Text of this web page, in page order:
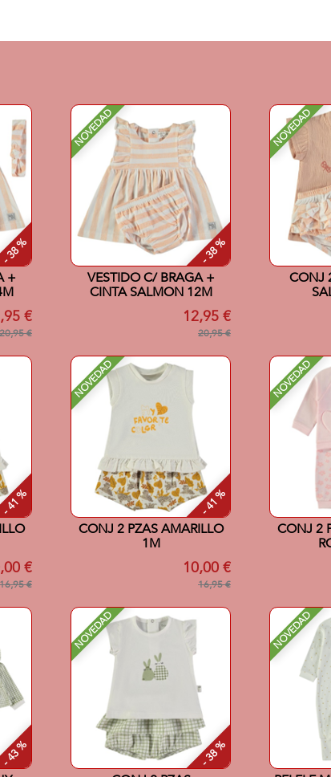
%
+
€
20,95 €
NOVEDAD
- 38 %
VESTIDO C/ BRAGA +
CINTA SALMON 12M
12,95 €
20,95 €
NOVEDAD
CONJ
%
€
16,95 €
NOVEDAD
- 41 %
CONJ 2 PZAS AMARILLO
1M
10,00 €
16,95 €
NOVEDAD
CONJ 2
%
NOVEDAD
- 38 %
NOVEDAD